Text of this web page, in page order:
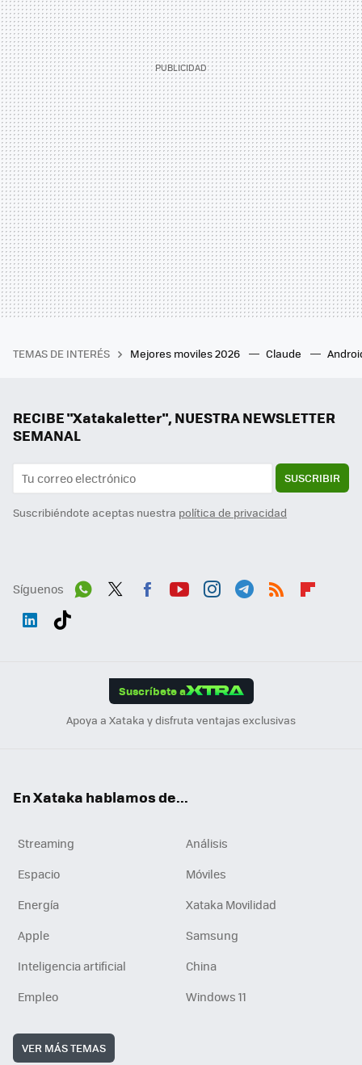
TEMAS DE INTERÉS Mejores moviles 2026 Claude
RECIBE "Xatakaletter", NUESTRA NEWSLETTER
SEMANAL
SUSCRIBIR
Suscribiéndote aceptas nuestra política de privacidad
Síguenos
Suscríbete a
Apoya a Xataka y disfruta ventajas exclusivas
En Xataka hablamos de...
Streaming
Análisis
Espacio
Móviles
Energía
Xataka Movilidad
Apple
Samsung
Inteligencia artificial
China
Empleo
Windows 11
VER MÁS TEMAS